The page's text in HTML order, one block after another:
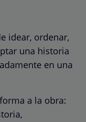
idear, ordenar,
una historia
en una
a la obra: